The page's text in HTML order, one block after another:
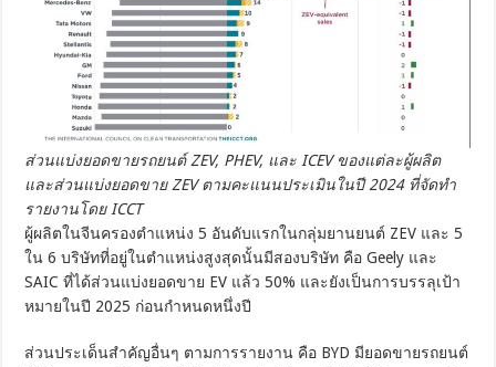
ส่วนแบ่งยอดขายรถยนต์ ZEV, PHEV, และ ICEV ของแต่ละผู้ผลิต
และส่วนแบ่งยอดขาย ZEV ตามคะแนนประเมินในปี 2024 ที่จัดทำ
รายงานโดย ICCT
ผู้ผลิตในจีนครองตำแหน่ง 5 อันดับแรกในกลุ่มยานยนต์ ZEV และ 5
ใน 6 บริษัทที่อยู่ในตำแหน่งสูงสุดนั้นมีสองบริษัท คือ Geely และ
SAIC ที่ได้ส่วนแบ่งยอดขาย EV แล้ว 50% และยังเป็นการบรรลุเป้า
หมายในปี 2025 ก่อนกำหนดหนึ่งปี
ส่วนประเด็นสำคัญอื่นๆ ตามการรายงาน คือ BYD มียอดขายรถยนต์